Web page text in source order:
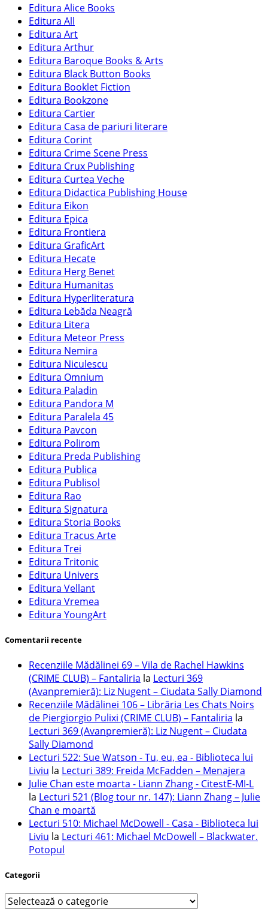
Editura Alice Books
Editura All
Editura Art
Editura Arthur
Editura Baroque Books & Arts
Editura Black Button Books
Editura Booklet Fiction
Editura Bookzone
Editura Cartier
Editura Casa de pariuri literare
Editura Corint
Editura Crime Scene Press
Editura Crux Publishing
Editura Curtea Veche
Editura Didactica Publishing House
Editura Eikon
Editura Epica
Editura Frontiera
Editura GraficArt
Editura Hecate
Editura Herg Benet
Editura Humanitas
Editura Hyperliteratura
Editura Lebăda Neagră
Editura Litera
Editura Meteor Press
Editura Nemira
Editura Niculescu
Editura Omnium
Editura Paladin
Editura Pandora M
Editura Paralela 45
Editura Pavcon
Editura Polirom
Editura Preda Publishing
Editura Publica
Editura Publisol
Editura Rao
Editura Signatura
Editura Storia Books
Editura Tracus Arte
Editura Trei
Editura Tritonic
Editura Univers
Editura Vellant
Editura Vremea
Editura YoungArt
Comentarii recente
Recenziile Mădălinei 69 – Vila de Rachel Hawkins
(CRIME CLUB) – Fantaliria la Lecturi 369
(Avanpremieră): Liz Nugent – Ciudata Sally Diamond
Recenziile Mădălinei 106 – Librăria Les Chats Noirs
de Piergiorgio Pulixi (CRIME CLUB) – Fantaliria la
Lecturi 369 (Avanpremieră): Liz Nugent – Ciudata
Sally Diamond
Lecturi 522: Sue Watson - Tu, eu, ea - Biblioteca lui
Liviu la Lecturi 389: Freida McFadden – Menajera
Julie Chan este moarta - Liann Zhang - CitestE-MI-L
la Lecturi 521 (Blog tour nr. 147): Liann Zhang – Julie
Chan e moartă
Lecturi 510: Michael McDowell - Casa - Biblioteca lui
Liviu la Lecturi 461: Michael McDowell – Blackwater.
Potopul
Categorii
Categorii